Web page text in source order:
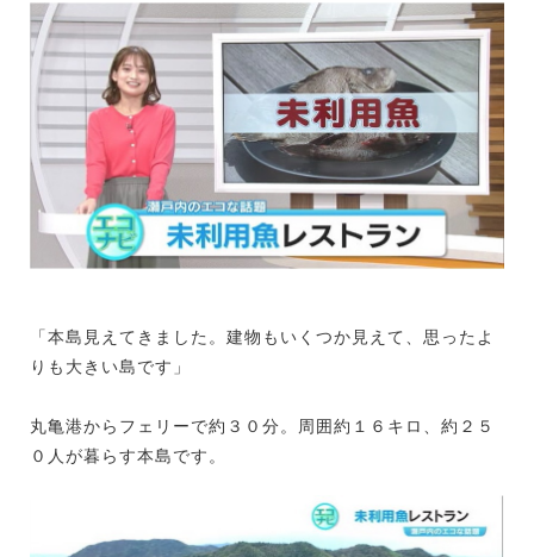
「本島見えてきました。建物もいくつか見えて、思ったよ
りも大きい島です」
丸亀港からフェリーで約３０分。周囲約１６キロ、約２５
０人が暮らす本島です。